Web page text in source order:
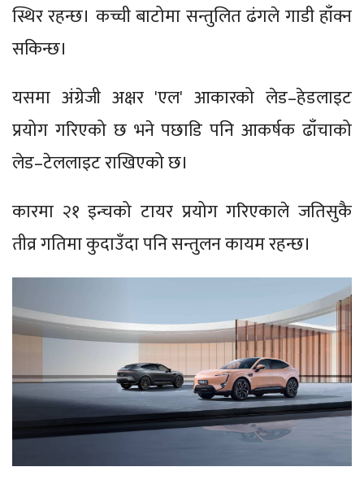
स्थिर रहन्छ। कच्ची बाटोमा सन्तुलित ढंगले गाडी हाँक्न
सकिन्छ।
यसमा अंग्रेजी अक्षर 'एल' आकारको लेड–हेडलाइट
प्रयोग गरिएको छ भने पछाडि पनि आकर्षक ढाँचाको
लेड–टेललाइट राखिएको छ।
कारमा २१ इन्चको टायर प्रयोग गरिएकाले जतिसुकै
तीव्र गतिमा कुदाउँदा पनि सन्तुलन कायम रहन्छ।